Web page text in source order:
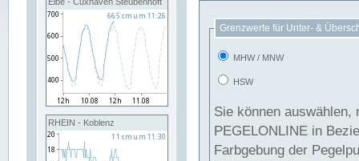
RHEIN - Koblenz
Grenzwerte für Unter- &
MHW / MNW
HSW
Sie können
PEGELONLINE in Beziehung
Farbgebung der